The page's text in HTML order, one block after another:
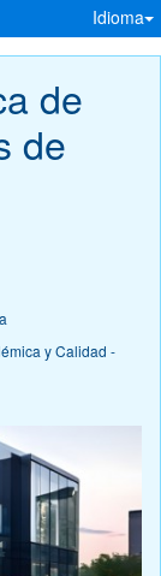
Idioma
de
de
y Calidad -